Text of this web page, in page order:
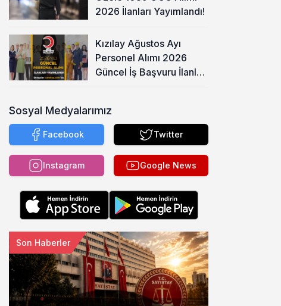
2026 İlanları Yayımlandı!
Kızılay Ağustos Ayı
Personel Alımı 2026
Güncel İş Başvuru İlanları
Sosyal Medyalarımız
Facebook Twitter
Instagram Google News
Son Haberler